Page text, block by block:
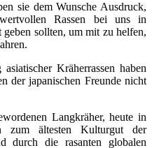
sie dem Wunsche Ausdruck,
Rassen bei uns in
sollten, um mit zu helfen,
Kräherrassen haben
der japanischen Freunde nicht
Langkräher, heute in
zum ältesten Kulturgut der
durch die rasanten globalen